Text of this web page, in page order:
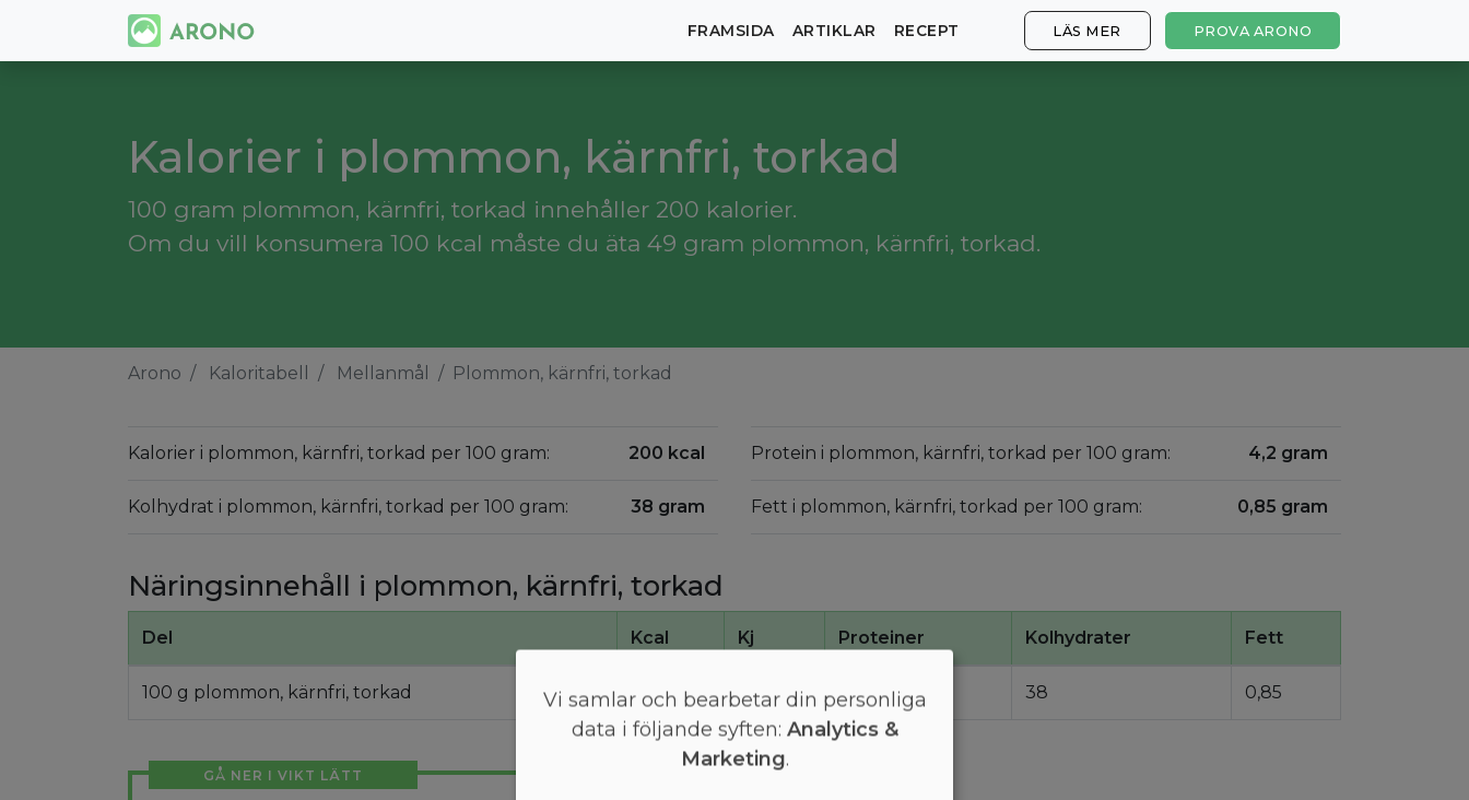
FRAMSIDA ARTIKLAR RECEPT LÄS MER PROVA ARONO
Kalorier i plommon, kärnfri, torkad
100 gram plommon, kärnfri, torkad innehåller 200 kalorier.
Om du vill konsumera 100 kcal måste du äta 49 gram plommon, kärnfri, torkad.
Arono Kaloritabell Mellanmål Plommon, kärnfri, torkad
Kalorier i plommon, kärnfri, torkad per 100 gram: 200 kcal
Kolhydrat i plommon, kärnfri, torkad per 100 gram: 38 gram
Protein i plommon, kärnfri, torkad per 100 gram: 4,2 gram
Fett i plommon, kärnfri, torkad per 100 gram: 0,85 gram
Näringsinnehåll i plommon, kärnfri, torkad
Del Kcal Kj Proteiner Kolhydrater Fett
100 g plommon, kärnfri, torkad 200 850 4,2 38 0,85
GÅ NER I VIKT LÄTT
Vi samlar och bearbetar din personliga
data i följande syften: Analytics &
Marketing.